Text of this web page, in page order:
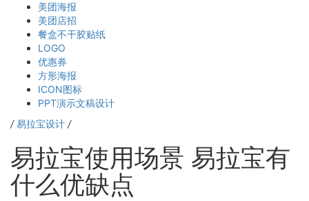
美团海报
美团店招
餐盒不干胶贴纸
LOGO
优惠券
方形海报
ICON图标
PPT演示文稿设计
/ 易拉宝设计 /
易拉宝使用场景 易拉宝有
什么优缺点